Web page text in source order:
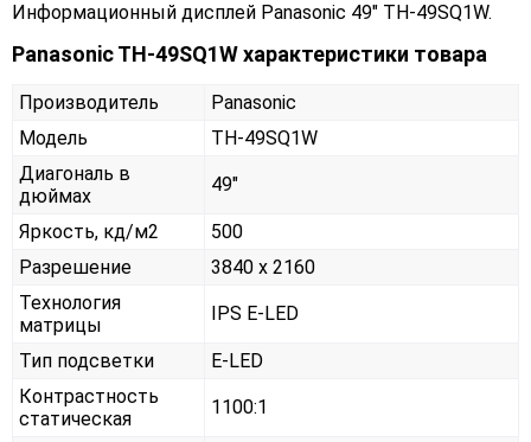
Информационный дисплей Panasonic 49" TH-49SQ1W.
Panasonic TH-49SQ1W характеристики товара
Производитель
Panasonic
Модель
TH-49SQ1W
Диагональ в
дюймах
49"
Яркость, кд/м2
500
Разрешение
3840 x 2160
Технология
матрицы
IPS E-LED
Тип подсветки
E-LED
Контрастность
статическая
1100:1